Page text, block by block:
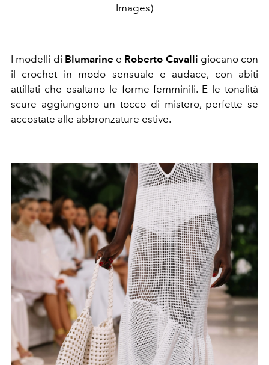
Images)
I modelli di Blumarine e Roberto Cavalli giocano con
il crochet in modo sensuale e audace, con abiti
attillati che esaltano le forme femminili. E le tonalità
scure aggiungono un tocco di mistero, perfette se
accostate alle abbronzature estive.